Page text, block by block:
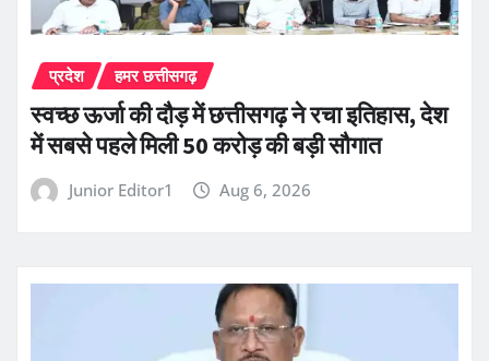
प्रदेश हमर छत्तीसगढ़
स्वच्छ ऊर्जा की दौड़ में छत्तीसगढ़ ने रचा इतिहास, देश
में सबसे पहले मिली 50 करोड़ की बड़ी सौगात
Junior Editor1 Aug 6, 2026